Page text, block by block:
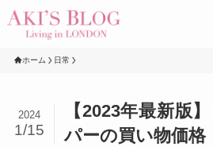
ホーム 日常
【2023年最新版
パーの買い物価格
2024
1/15